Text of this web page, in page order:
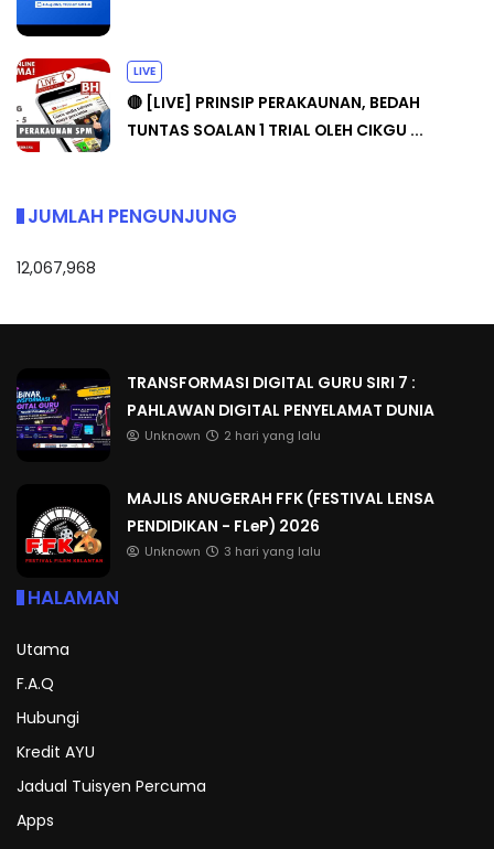
LIVE
🔴 [LIVE] PRINSIP PERAKAUNAN, BEDAH
TUNTAS SOALAN 1 TRIAL OLEH CIKGU ...
JUMLAH PENGUNJUNG
12,067,968
TRANSFORMASI DIGITAL GURU SIRI 7 :
PAHLAWAN DIGITAL PENYELAMAT DUNIA
Unknown 2 hari yang lalu
MAJLIS ANUGERAH FFK (FESTIVAL LENSA
PENDIDIKAN - FLeP) 2026
Unknown 3 hari yang lalu
HALAMAN
Utama
F.A.Q
Hubungi
Kredit AYU
Jadual Tuisyen Percuma
Apps